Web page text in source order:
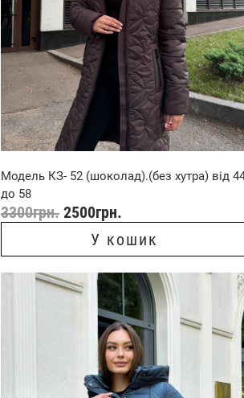
Модель КЗ- 52 (шоколад).(без хутра) від
до 58
3300грн. 2500грн.
У кошик